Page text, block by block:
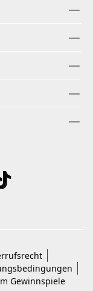
Gewinnspiele